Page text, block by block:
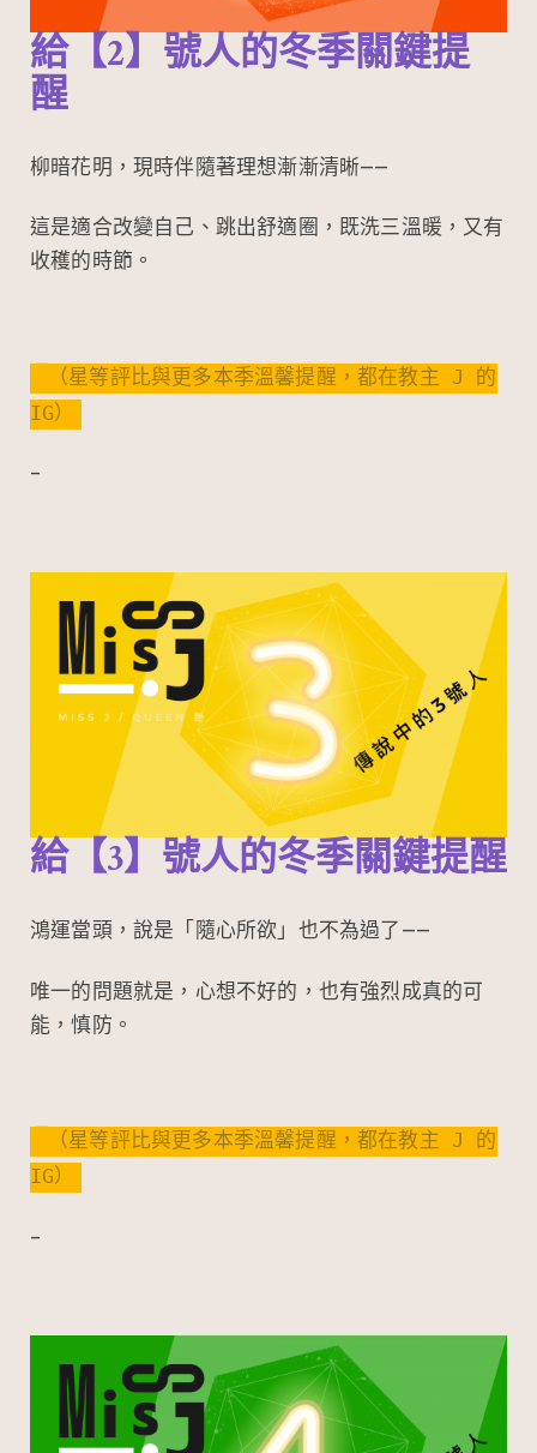
給【2】號人的冬季關鍵提
醒
柳暗花明，現時伴隨著理想漸漸清晰——
這是適合改變自己、跳出舒適圈，既洗三溫暖，又有
收穫的時節。
（星等評比與更多本季溫馨提醒，都在教主 J 的
IG）
–
給【3】號人的冬季關鍵提醒
鴻運當頭，說是「隨心所欲」也不為過了——
唯一的問題就是，心想不好的，也有強烈成真的可
能，慎防。
（星等評比與更多本季溫馨提醒，都在教主 J 的
IG）
–